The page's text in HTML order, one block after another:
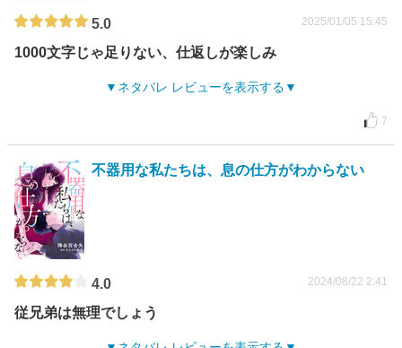
5.0 2025/01/05 15:45
1000文字じゃ足りない、仕返しが楽しみ
ネタバレ レビューを表示する
7
不器用な私たちは、息の仕方がわからない
4.0 2024/08/22 2:41
従兄弟は無理でしょう